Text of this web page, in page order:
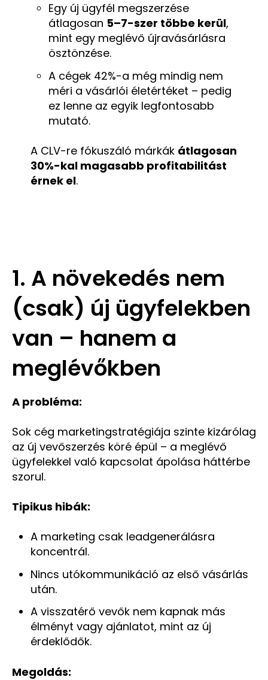
Egy új ügyfél megszerzése
átlagosan 5–7-szer többe kerül,
mint egy meglévő újravásárlásra
ösztönzése.
A cégek 42%-a még mindig nem
méri a vásárlói életértéket – pedig
ez lenne az egyik legfontosabb
mutató.
A CLV-re fókuszáló márkák átlagosan
30%-kal magasabb profitabilitást
érnek el.
1. A növekedés nem
(csak) új ügyfelekben
van – hanem a
meglévőkben
A probléma:
Sok cég marketingstratégiája szinte kizárólag
az új vevőszerzés köré épül – a meglévő
ügyfelekkel való kapcsolat ápolása háttérbe
szorul.
Tipikus hibák:
A marketing csak leadgenerálásra
koncentrál.
Nincs utókommunikáció az első vásárlás
után.
A visszatérő vevők nem kapnak más
élményt vagy ajánlatot, mint az új
érdeklődők.
Megoldás: